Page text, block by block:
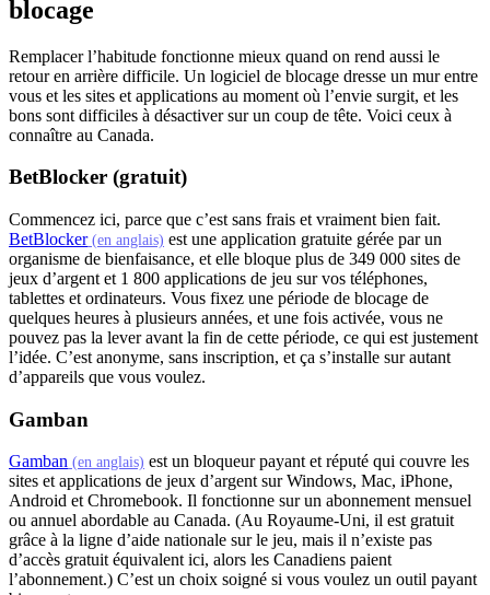
blocage
Remplacer l’habitude fonctionne mieux quand on rend aussi le
retour en arrière difficile. Un logiciel de blocage dresse un mur entre
vous et les sites et applications au moment où l’envie surgit, et les
bons sont difficiles à désactiver sur un coup de tête. Voici ceux à
connaître au Canada.
BetBlocker (gratuit)
Commencez ici, parce que c’est sans frais et vraiment bien fait.
BetBlocker(en anglais) (s'ouvre dans un nouvel onglet)
est une application gratuite gérée par un
organisme de bienfaisance, et elle bloque plus de 349 000 sites de
jeux d’argent et 1 800 applications de jeu sur vos téléphones,
tablettes et ordinateurs. Vous fixez une période de blocage de
quelques heures à plusieurs années, et une fois activée, vous ne
pouvez pas la lever avant la fin de cette période, ce qui est justement
l’idée. C’est anonyme, sans inscription, et ça s’installe sur autant
d’appareils que vous voulez.
Gamban
Gamban (en anglais) (s'ouvre dans un nouvel onglet)
est un bloqueur payant et réputé qui couvre les
sites et applications de jeux d’argent sur Windows, Mac, iPhone,
Android et Chromebook. Il fonctionne sur un abonnement mensuel
ou annuel abordable au Canada. (Au Royaume-Uni, il est gratuit
grâce à la ligne d’aide nationale sur le jeu, mais il n’existe pas
d’accès gratuit équivalent ici, alors les Canadiens paient
l’abonnement.) C’est un choix soigné si vous voulez un outil payant